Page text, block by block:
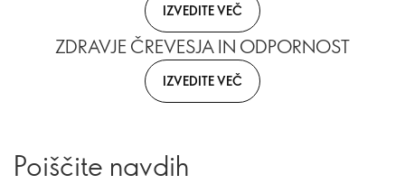
IZVEDITE VEČ
ZDRAVJE ČREVESJA IN ODPORNOST
IZVEDITE VEČ
Poiščite navdih